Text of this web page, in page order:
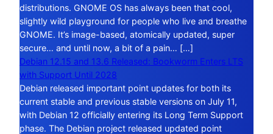
distributions. GNOME OS has always been that cool,
slightly wild playground for people who live and breathe
GNOME. It’s image-based, atomically updated, super
secure… and until now, a bit of a pain… […]
Debian 12.15 and 13.6 Released: Bookworm Enters LTS
with Support Until 2028
Debian released important point updates for both its
current stable and previous stable versions on July 11,
with Debian 12 officially entering its Long Term Support
phase. The Debian project released updated point